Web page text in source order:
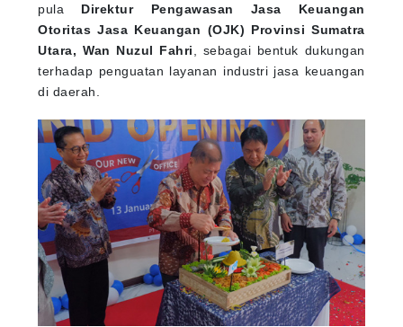
pula Direktur Pengawasan Jasa Keuangan
Otoritas Jasa Keuangan (OJK) Provinsi Sumatra
Utara, Wan Nuzul Fahri
, sebagai bentuk dukungan
terhadap penguatan layanan industri jasa keuangan
di daerah.